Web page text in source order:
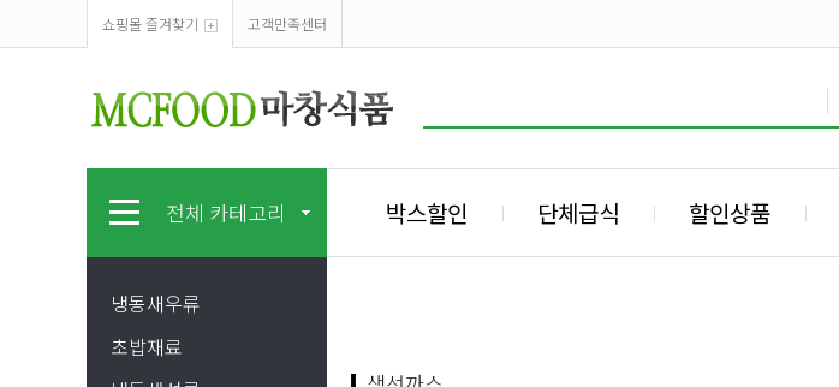
쇼핑몰 즐겨찾기 고객만족센터
전체 카테고리 박스할인 단체급식 할인상품
냉동새우류
초밥재료